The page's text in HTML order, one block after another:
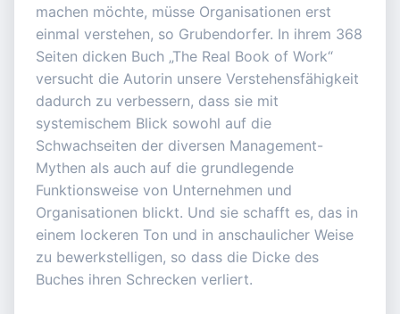
machen möchte, müsse Organisationen erst
einmal verstehen, so Grubendorfer. In ihrem 368
Seiten dicken Buch „The Real Book of Work“
versucht die Autorin unsere Verstehensfähigkeit
dadurch zu verbessern, dass sie mit
systemischem Blick sowohl auf die
Schwachseiten der diversen Management-
Mythen als auch auf die grundlegende
Funktionsweise von Unternehmen und
Organisationen blickt. Und sie schafft es, das in
einem lockeren Ton und in anschaulicher Weise
zu bewerkstelligen, so dass die Dicke des
Buches ihren Schrecken verliert.